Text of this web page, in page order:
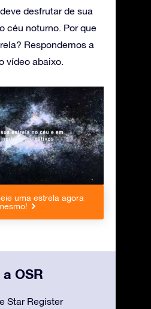
desfrutar de sua
céu noturno. Por que
Respondemos a
vídeo abaixo.
uma estrela agora
OSR
Star Register